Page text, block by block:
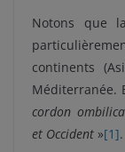
Notons que
continents
Méditerranée.
cordon
et Occident »[1].